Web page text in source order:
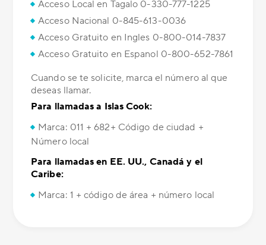
Acceso Local en Tagalo 0-330-777-1225
Acceso Nacional 0-845-613-0036
Acceso Gratuito en Ingles 0-800-014-7837
Acceso Gratuito en Espanol 0-800-652-7861
Cuando se te solicite, marca el número al que
deseas llamar.
Para llamadas a Islas Cook:
Marca: 011 + 682+ Código de ciudad +
Número local
Para llamadas en EE. UU., Canadá y el
Caribe:
Marca: 1 + código de área + número local